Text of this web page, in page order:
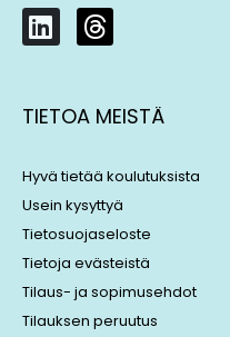
L
i
k
e
i
n
T
h
e
a
s
TIETOA MEISTÄ
Hyvä tietää koulutuksista
Usein kysyttyä
Tietosuojaseloste
Tietoja evästeistä
Tilaus- ja sopimusehdot
Tilauksen peruutus